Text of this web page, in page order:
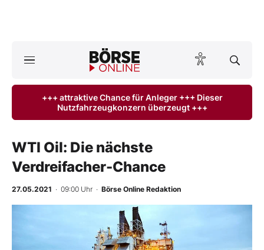
ktuelle Ausgabe BÖRSE ONLINE lesen
Anlageprodukte
Finanz-Check
BO-Musterdepots
+++ attraktive Chance für Anleger +++ Dieser
Nutzfahrzeugkonzern überzeugt +++
WTI Oil: Die nächste
Verdreifacher-Chance
27.05.2021 · 09:00 Uhr · Börse Online Redaktion